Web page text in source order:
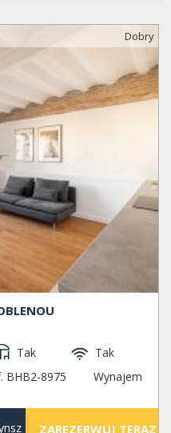
Dobry
Tak
Tak
BHB2-8975
Wynajem
ZAREZERWUJ TERAZ